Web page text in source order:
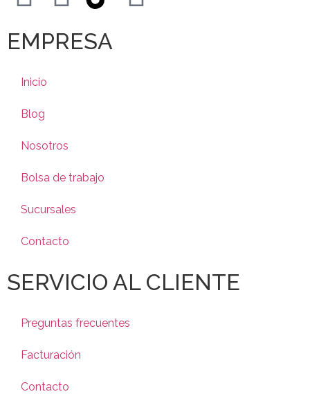
EMPRESA
Inicio
Blog
Nosotros
Bolsa de trabajo
Sucursales
Contacto
SERVICIO AL CLIENTE
Preguntas frecuentes
Facturación
Contacto